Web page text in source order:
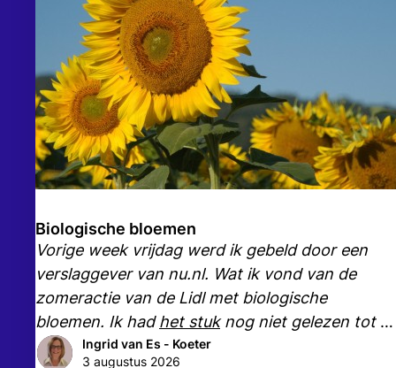
Biologische bloemen
Vorige week vrijdag werd ik gebeld door een
verslaggever van nu.nl. Wat ik vond van de
zomeractie van de Lidl met biologische
bloemen. Ik hadhet stuknog niet gelezen tot zij
belde.
Ingrid van Es - Koeter
3 augustus 2026